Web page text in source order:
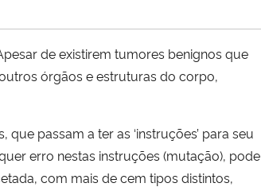
de existirem tumores benignos que
órgãos e estruturas do corpo,
passam a ter as ‘instruções’ para seu
erro nestas instruções (mutação), pode
com mais de cem tipos distintos,